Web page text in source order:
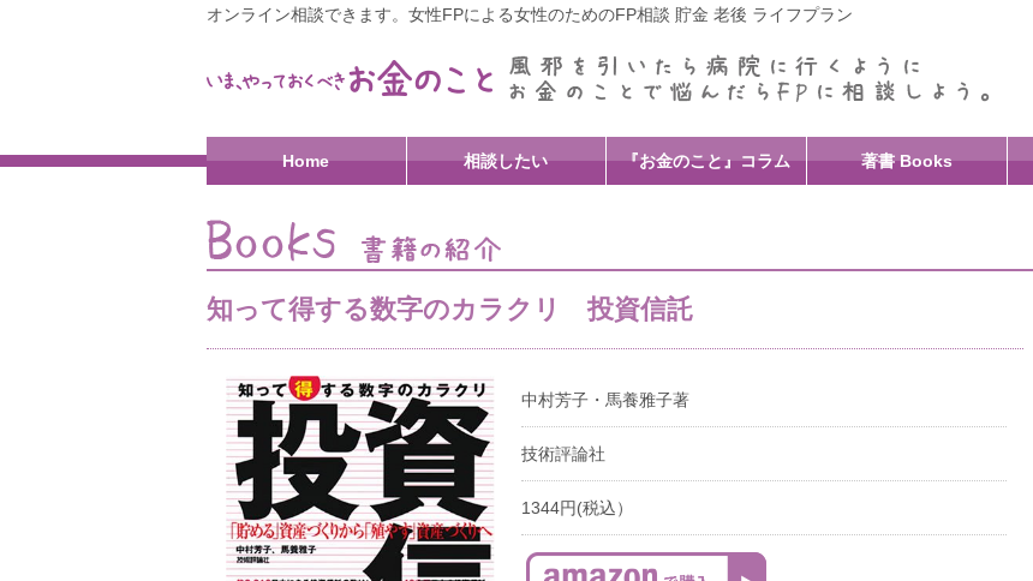
オンライン相談できます。女性FPによる女性のためのFP相談 貯金 老後 ライフプラン
Home 相談したい 『お金のこと』コラム 著書 Books
知って得する数字のカラクリ 投資信託
中村芳子・馬養雅子著
技術評論社
1344円(税込）